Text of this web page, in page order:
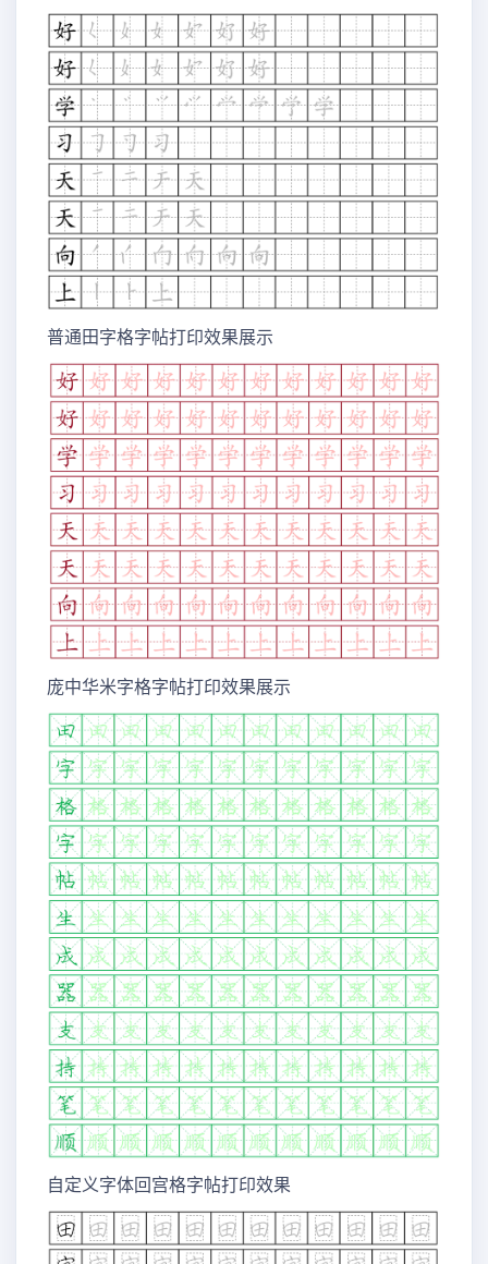
普通田字格字帖打印效果展示
庞中华米字格字帖打印效果展示
自定义字体回宫格字帖打印效果